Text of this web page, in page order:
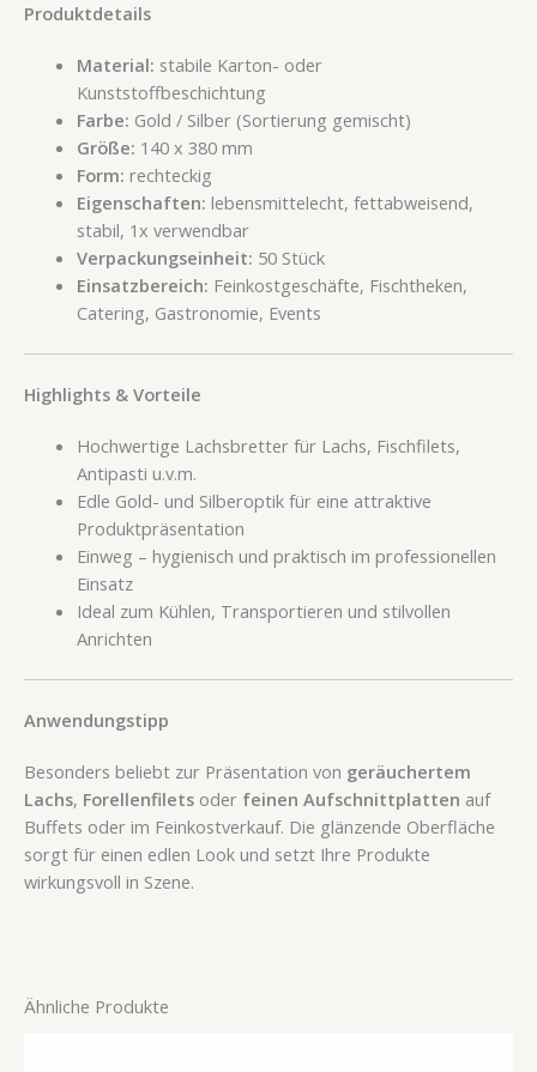
Produktdetails
Material: stabile Karton- oder
Kunststoffbeschichtung
Farbe: Gold / Silber (Sortierung gemischt)
Größe: 140 x 380 mm
Form: rechteckig
Eigenschaften: lebensmittelecht, fettabweisend,
stabil, 1x verwendbar
Verpackungseinheit: 50 Stück
Einsatzbereich: Feinkostgeschäfte, Fischtheken,
Catering, Gastronomie, Events
Highlights & Vorteile
Hochwertige Lachsbretter für Lachs, Fischfilets,
Antipasti u.v.m.
Edle Gold- und Silberoptik für eine attraktive
Produktpräsentation
Einweg – hygienisch und praktisch im professionellen
Einsatz
Ideal zum Kühlen, Transportieren und stilvollen
Anrichten
Anwendungstipp
Besonders beliebt zur Präsentation von geräuchertem
Lachs, Forellenfilets oder feinen Aufschnittplatten auf
Buffets oder im Feinkostverkauf. Die glänzende Oberfläche
sorgt für einen edlen Look und setzt Ihre Produkte
wirkungsvoll in Szene.
Ähnliche Produkte